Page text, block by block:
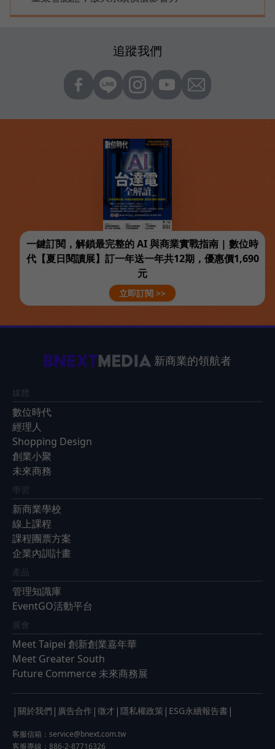
追蹤我們
一鍵訂閱，解鎖最完整的 AI 與商業實戰指南 | 數位時
代【夏日閱讀展】訂一年送一年共12期，優惠價1,690
元
立即訂閱 >>
新商業的領航者
媒體
數位時代
經理人
Shopping Design
創業小聚
未來商務
學習
新商業學校
線上課程
課程團票方案
企業內訓計畫
產品
管理知識庫
EventGO活動平台
展會
Meet Taipei 創新創業嘉年華
Meet Greater South
Future Commerce 未來商務展
| 關於我們 | 廣告合作 | 徵才 | 隱私權政策 | ESG永續報告書 |
客服信箱： service@bnext.com.tw
客服專線：886-2-87716326